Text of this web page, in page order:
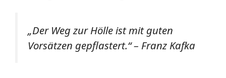
„Der Weg zur Hölle ist mit guten
Vorsätzen gepflastert.“ – Franz Kafka